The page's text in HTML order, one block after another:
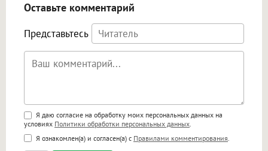
Оставьте комментарий
Представьтесь
Поддержка HTML
<b>, <strong>, <u>, <i>, <em>, <s>, <big>,
<small>, <sup>, <sub>, <pre>, <ul>, <ol>, <li>,
Я даю согласие на обработку моих персональных данных на
условиях Политики обработки персональных данных
Я ознакомлен(а) и согласен(а) с Правилами комментирования